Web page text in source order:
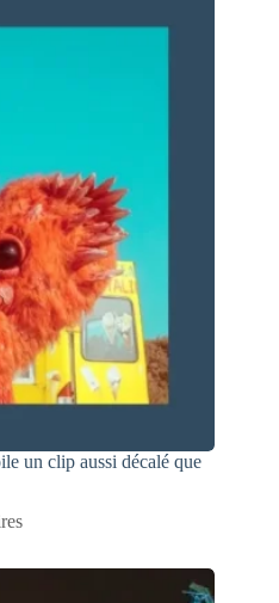
un clip aussi décalé que